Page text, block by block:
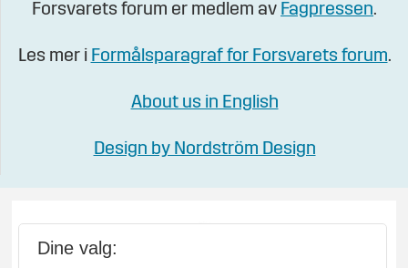
Forsvarets forum er medlem av Fagpressen.
Les mer i Formålsparagraf for Forsvarets forum.
About us in English
Design by Nordström Design
Dine valg: